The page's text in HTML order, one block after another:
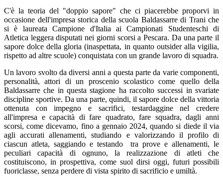
C'è la teoria del "doppio sapore" che ci piacerebbe proporvi in
occasione dell'impresa storica della scuola Baldassarre di Trani che
si è laureata Campione d'Italia ai Campionati Studenteschi di
Atletica leggera disputati nei giorni scorsi a Pescara. Da una parte il
sapore dolce della gloria (inaspettata, in quanto outsider alla vigilia,
rispetto ad altre scuole) conquistata con un grande lavoro di squadra.
Un lavoro svolto da diversi anni a questa parte da varie componenti,
personalità, attori di un proscenio scolastico come quello della
Baldassarre che in questa stagione ha raccolto successi in svariate
discipline sportive. Da una parte, quindi, il sapore dolce della vittoria
ottenuta con impegno e sacrifici, testardaggine nel credere
all'impresa e capacità di fare quadrato, fare squadra, dagli anni
scorsi, come dicevamo, fino a gennaio 2024, quando si diede il via
agli accurati allenamenti, studiando e valorizzando il profilo di
ciascun atleta, saggiando e testando
tra prove e allenamenti, le
peculiari capacità di ognuno, la realizzazione di atleti che
costituiscono, in prospettiva, come suol dirsi oggi, futuri possibili
fuoriclasse, senza perdere di vista spirito di sacrificio e umiltà.